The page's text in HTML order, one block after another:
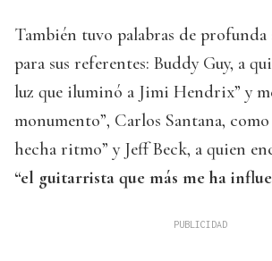
También tuvo palabras de
para sus referentes: Buddy Guy, a
luz que iluminó a Jimi Hendrix” y
monumento”, Carlos Santana,
hecha ritmo” y Jeff Beck, a quien
“el guitarrista que más me ha